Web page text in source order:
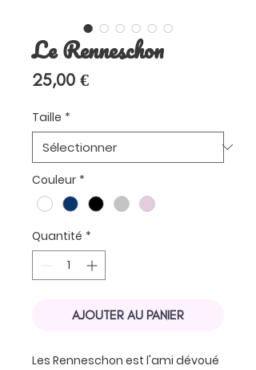
Le Renneschon
25,00 €Prix
Taille *
Couleur *
Quantité *
AJOUTER AU PANIER
Les Renneschon est l'ami dévoué